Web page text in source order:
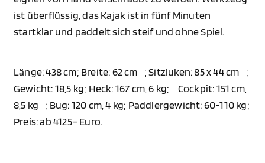
ist überflüssig, das Kajak ist in fünf Minuten
startklar und paddelt sich steif und ohne Spiel.
Länge: 438 cm; Breite: 62 cm ; Sitzluken: 85 x 44 cm ;
Gewicht: 18,5 kg; Heck: 167 cm, 6 kg; Cockpit: 151 cm,
8,5 kg ; Bug: 120 cm, 4 kg; Paddlergewicht: 60-110 kg;
Preis: ab 4125– Euro.